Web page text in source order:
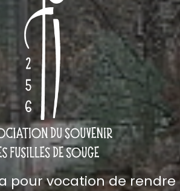
pour vocation de rendre